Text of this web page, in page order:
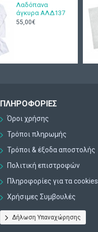
Λαδόπανα
άγκυρα ΑΛΔ137
55,00€
ΠΛΗΡΟΦΟΡΊΕΣ
Όροι χρήσης
Τρόποι πληρωμής
Τρόποι & έξοδα αποστολής
Πολιτική επιστροφών
Πληροφορίες για τα cookies
Χρήσιμες Συμβουλές
Δήλωση Υπαναχώρησης